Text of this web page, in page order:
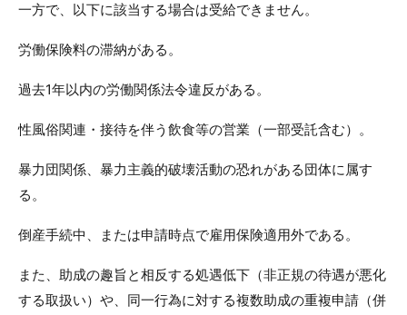
一方で、以下に該当する場合は受給できません。
労働保険料の滞納がある。
過去1年以内の労働関係法令違反がある。
性風俗関連・接待を伴う飲食等の営業（一部受託含む）。
暴力団関係、暴力主義的破壊活動の恐れがある団体に属す
る。
倒産手続中、または申請時点で雇用保険適用外である。
また、助成の趣旨と相反する処遇低下（非正規の待遇が悪化
する取扱い）や、同一行為に対する複数助成の重複申請（併